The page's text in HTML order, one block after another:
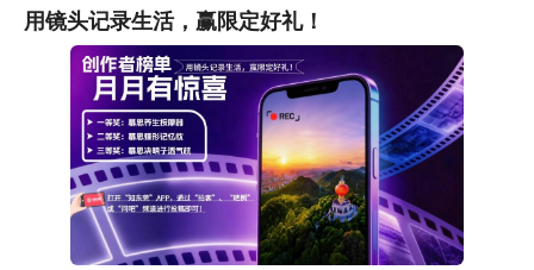
用镜头记录生活，赢限定好礼！